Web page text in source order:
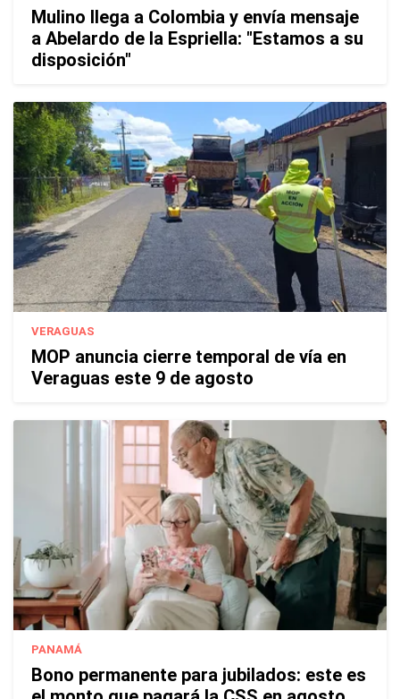
Mulino llega a Colombia y envía mensaje
a Abelardo de la Espriella: "Estamos a su
disposición"
VERAGUAS
MOP anuncia cierre temporal de vía en
Veraguas este 9 de agosto
PANAMÁ
Bono permanente para jubilados: este es